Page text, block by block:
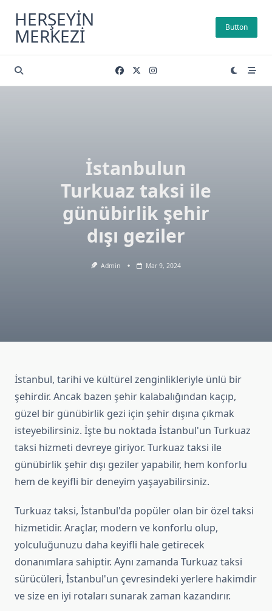
content
HERŞEYIN
MERKEZI Button
İstanbulun
Turkuaz taksi ile
günübirlik şehir
dışı geziler
Admin Mar 9, 2024
İstanbul, tarihi ve kültürel zenginlikleriyle ünlü bir
şehirdir. Ancak bazen şehir kalabalığından kaçıp,
güzel bir günübirlik gezi için şehir dışına çıkmak
isteyebilirsiniz. İşte bu noktada İstanbul'un Turkuaz
taksi hizmeti devreye giriyor. Turkuaz taksi ile
günübirlik şehir dışı geziler yapabilir, hem konforlu
hem de keyifli bir deneyim yaşayabilirsiniz.
Turkuaz taksi, İstanbul'da popüler olan bir özel taksi
hizmetidir. Araçlar, modern ve konforlu olup,
yolculuğunuzu daha keyifli hale getirecek
donanımlara sahiptir. Aynı zamanda Turkuaz taksi
sürücüleri, İstanbul'un çevresindeki yerlere hakimdir
ve size en iyi rotaları sunarak zaman kazandırır.